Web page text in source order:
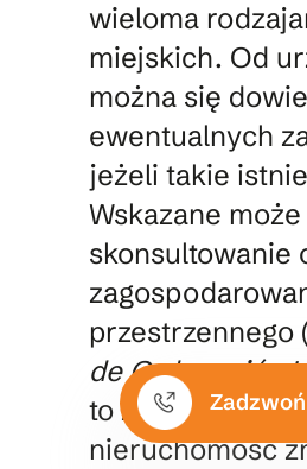
wieloma
miejskich. Od
można się
ewentualnych
jeżeli takie
Wskazane
skonsultowanie
przestrzennego
de Ordenación
to zrobić
nieruchomość